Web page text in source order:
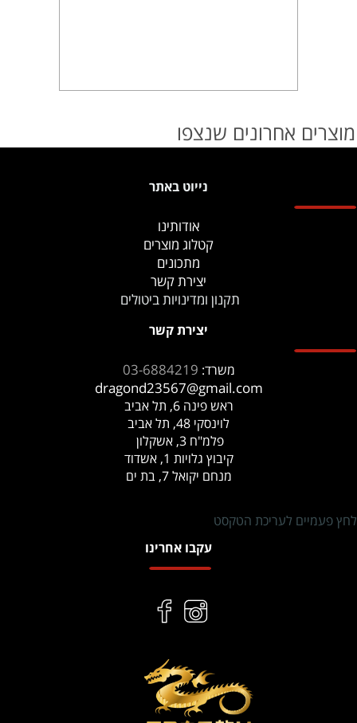
מוצרים אחרונים שנצפו
נייוט באתר
אודותינו
קטלוג מוצרים
מתכונים
יצירת קשר
תקנון ומדינויות ביטולים
יצירת קשר
משרד: 03-6884219
dragond23567@gmail.com
ראש פינה 6, תל אביב
לוינסקי 48, תל אביב
פלמ"ח 3, אשקלון
קיבוץ גלויות 1, אשדוד
מנחם יקואל 7, בת ים
לחץ פעמיים לעריכת הטקסט
עקבו אחרינו